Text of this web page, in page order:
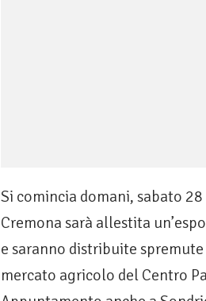
Si comincia domani, sabato
Cremona sarà allestita
e saranno distribuite
mercato agricolo del Centro